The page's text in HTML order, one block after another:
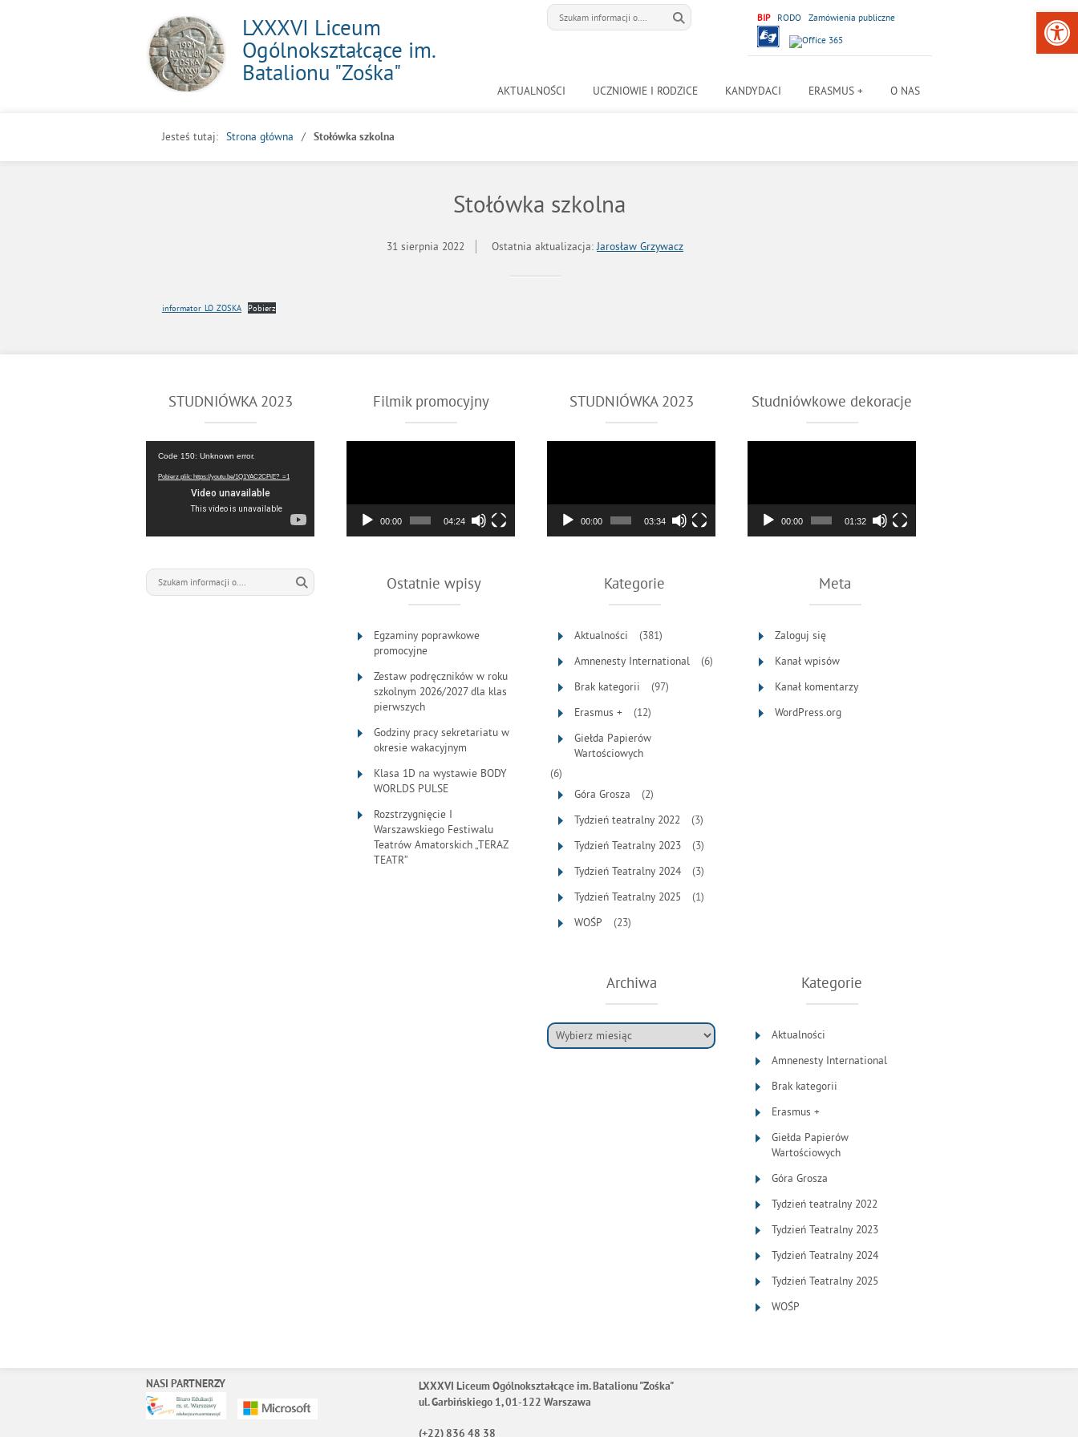
BIP RODO Zamówienia publiczne
LXXXVI Liceum
Ogólnokształcące im.
Batalionu "Zośka"
AKTUALNOŚCI UCZNIOWIE I RODZICE KANDYDACI ERASMUS + O NAS
Jesteś tutaj: Strona główna Stołówka szkolna
Stołówka szkolna
31 sierpnia 2022 Ostatnia aktualizacja:Jarosław Grzywacz
informator_LO_ZOSKA Pobierz
STUDNIÓWKA 2023
video
Code 150: Unknown error.
Pobierz plik: https://youtu.be/1Q1YAC2CPiE?_=1
Filmik promocyjny
00:00 04:24
STUDNIÓWKA 2023
00:00 03:34
Studniówkowe dekoracje
00:00 01:32
Ostatnie wpisy
Egzaminy poprawkowe
promocyjne
Zestaw podręczników w roku
szkolnym 2026/2027 dla klas
pierwszych
Godziny pracy sekretariatu w
okresie wakacyjnym
Klasa 1D na wystawie BODY
WORLDS PULSE
Rozstrzygnięcie I
Warszawskiego Festiwalu
Teatrów Amatorskich „TERAZ
TEATR”
Kategorie
Aktualności
(381)
Amnenesty International
(6)
Brak kategorii
(97)
Erasmus +
(12)
Giełda Papierów
Wartościowych
(6)
Góra Grosza
(2)
Tydzień teatralny 2022
(3)
Tydzień Teatralny 2023
(3)
Tydzień Teatralny 2024
(3)
Tydzień Teatralny 2025
(1)
WOŚP
(23)
Meta
Zaloguj się
Kanał wpisów
Kanał komentarzy
WordPress.org
Archiwa Kategorie
Aktualności
Amnenesty International
Brak kategorii
Erasmus +
Giełda Papierów
Wartościowych
Góra Grosza
Tydzień teatralny 2022
Tydzień Teatralny 2023
Tydzień Teatralny 2024
Tydzień Teatralny 2025
WOŚP
NASI PARTNERZY
LXXXVI Liceum Ogólnokształcące im. Batalionu "Zośka"
ul. Garbińskiego 1, 01-122 Warszawa
(+22) 836 48 38